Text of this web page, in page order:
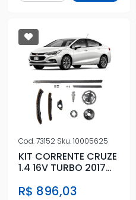
Cod.73152 Sku.10005625
KIT CORRENTE CRUZE
1.4 16V TURBO 2017
R$ 896,03